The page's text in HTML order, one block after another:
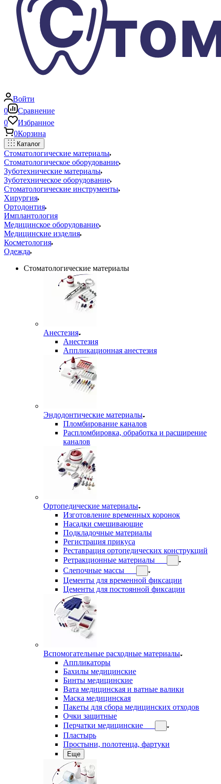
Войти
0
Сравнение
0
Избранное
0Корзина
Каталог
Стоматологические материалы
Стоматологическое оборудование
Зуботехнические материалы
Зуботехническое оборудование
Стоматологические инструменты
Хирургия
Ортодонтия
Имплантология
Медицинское оборудование
Медицинские изделия
Косметология
Одежда
Стоматологические материалы
Анестезия
Анестезия
Аппликационная анестезия
Эндодонтические материалы
Пломбирование каналов
Распломбировка, обработка и расширение
каналов
Ортопедические материалы
Изготовление временных коронок
Насадки смешивающие
Подкладочные материалы
Регистрация прикуса
Реставрация ортопедических конструкций
Ретракционные материалы
Слепочные массы
Цементы для временной фиксации
Цементы для постоянной фиксации
Вспомогательные расходные материалы
Аппликаторы
Бахилы медицинские
Бинты медицинские
Вата медицинская и ватные валики
Маска медицинская
Пакеты для сбора медицинских отходов
Очки защитные
Перчатки медицинские
Пластырь
Простыни, полотенца, фартуки
Еще